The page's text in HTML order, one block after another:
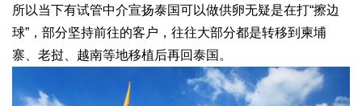
所以当下有试管中介宣扬泰国可以做供卵无疑是在打“擦边
球”，部分坚持前往的客户，往往大部分都是转移到柬埔
寨、老挝、越南等地移植后再回泰国。